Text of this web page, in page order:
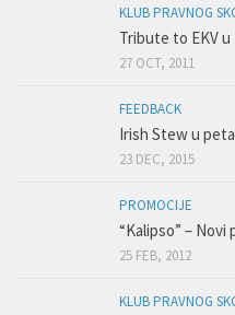
KLUB PRAVNOG
Tribute to EKV u
27 OCT, 2011
FEEDBACK
Irish Stew u
23 DEC, 2015
PROMOCIJE
“Kalipso” –
25 FEB, 2012
KLUB PRAVNOG